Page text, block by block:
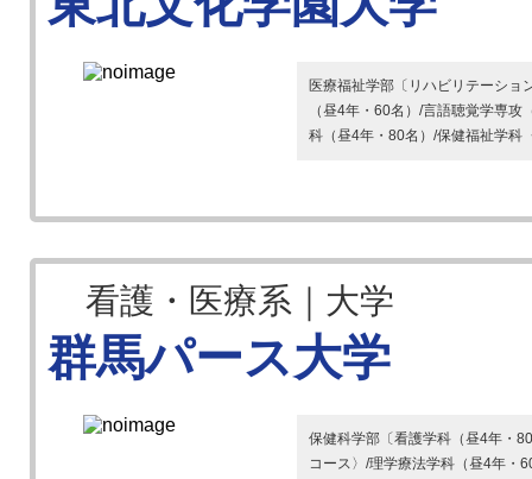
医療福祉学部〔リハビリテーショ
（昼4年・60名）/言語聴覚学専
科（昼4年・80名）/保健福祉学科
看護・医療系｜大学
群馬パース大学
保健科学部〔看護学科（昼4年・
コース〉/理学療法学科（昼4年・